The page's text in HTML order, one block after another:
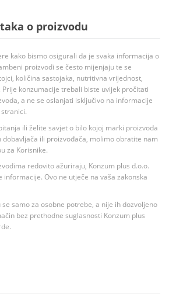
o proizvodu
kako bismo osigurali da je svaka informacija o
proizvodi se često mijenjaju te se
količina sastojaka, nutritivna vrijednost,
konzumacije trebali biste uvijek pročitati
a ne se oslanjati isključivo na informacije
ili želite savjet o bilo kojoj marki proizvoda
dobavljača ili proizvođača, molimo obratite nam
za Korisnike.
redovito ažuriraju, Konzum plus d.o.o.
informacije. Ovo ne utječe na vaša zakonska
samo za osobne potrebe, a nije ih dozvoljeno
bez prethodne suglasnosti Konzum plus